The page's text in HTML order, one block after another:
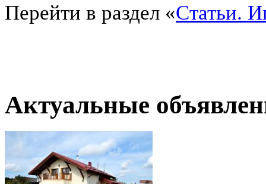
Перейти в раздел «Статьи.
Актуальные